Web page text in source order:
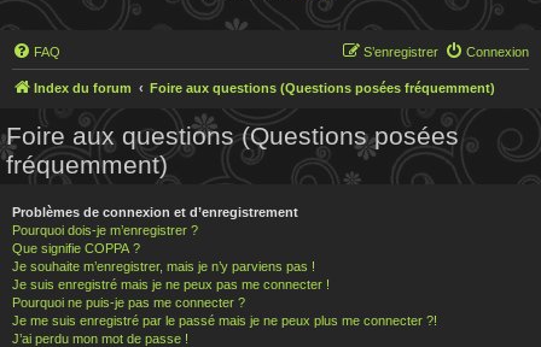
FAQ Connexion
S’enregistrer
Index du forum Foire aux questions (Questions posées fréquemment)
Foire aux questions (Questions posées
fréquemment)
Problèmes de connexion et d’enregistrement
Pourquoi dois-je m’enregistrer ?
Que signifie COPPA ?
Je souhaite m’enregistrer, mais je n’y parviens pas !
Je suis enregistré mais je ne peux pas me connecter !
Pourquoi ne puis-je pas me connecter ?
Je me suis enregistré par le passé mais je ne peux plus me connecter ?!
J’ai perdu mon mot de passe !